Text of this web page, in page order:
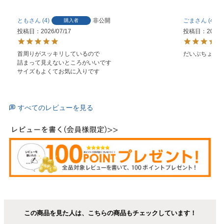
とも 4 購入者
非公開
投稿日
2026/07/17
首周りがスッキリしているので
詰まって見えないところがいいです
サイズもよくてお気に入りです
ごま
4
投稿日
だいぶちょ
すべてのレビューを見る
この商品を見た人は、こちらの商品もチェックしています！